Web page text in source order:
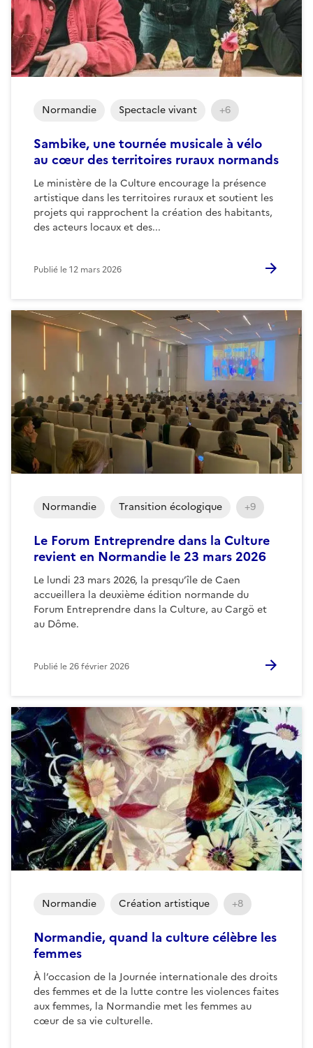
Sambike, une tournée musicale à vélo
au cœur des territoires ruraux normands
Le ministère de la Culture encourage la présence
artistique dans les territoires ruraux et soutient les
projets qui rapprochent la création des habitants,
des acteurs locaux et des...
Normandie Spectacle vivant +6
Publié le12 mars 2026
Le Forum Entreprendre dans la Culture
revient en Normandie le 23 mars 2026
Le lundi 23 mars 2026, la presqu’île de Caen
accueillera la deuxième édition normande du
Forum Entreprendre dans la Culture, au Cargö et
au Dôme.
Normandie Transition écologique +9
Publié le26 février 2026
Normandie, quand la culture célèbre les
femmes
À l’occasion de la Journée internationale des droits
des femmes et de la lutte contre les violences faites
aux femmes, la Normandie met les femmes au
cœur de sa vie culturelle.
Normandie Création artistique +8